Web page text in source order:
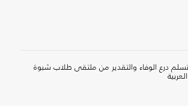
درع الوفاء والتقدير من ملتقى طلاب شبوة